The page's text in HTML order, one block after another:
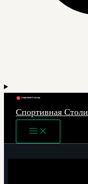
Спортивная
Main
Menu